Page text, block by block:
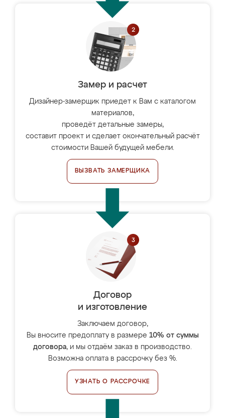
Замер и расчет
Дизайнер-замерщик приедет к Вам с каталогом
материалов,
проведёт детальные замеры,
составит проект и сделает окончательный расчёт
стоимости Вашей будущей мебели.
ВЫЗВАТЬ ЗАМЕРЩИКА
Договор
и изготовление
Заключаем договор,
Вы вносите предоплату в размере 10% от суммы
договора, и мы отдаём заказ в производство.
Возможна оплата в рассрочку без %.
УЗНАТЬ О РАССРОЧКЕ